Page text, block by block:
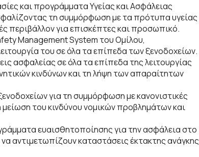
και προγράμματα Υγείας και Ασφάλειας
τη συμμόρφωση με τα πρότυπα υγείας
περιβάλλον για επισκέπτες και προσωπικό.
Management System του Ομίλου,
του σε όλα τα επίπεδα των ξενοδοχείων.
ασφαλείας σε όλα τα επίπεδα της λειτουργίας
κινδύνων και τη λήψη των απαραίτητων
για τη συμμόρφωση με κανονιστικές
του κινδύνου νομικών προβλημάτων και
ευαισθητοποίησης για την ασφάλεια στο
αντιμετωπίζουν καταστάσεις έκτακτης ανάγκης